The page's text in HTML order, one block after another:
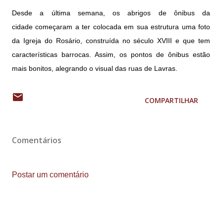
Desde a última semana, os abrigos de ônibus da
cidade começaram a ter colocada em sua estrutura uma foto
da Igreja do Rosário, construída no século XVIII e que tem
características barrocas. Assim, os pontos de ônibus estão
mais bonitos, alegrando o visual das ruas de Lavras.
COMPARTILHAR
Comentários
Postar um comentário